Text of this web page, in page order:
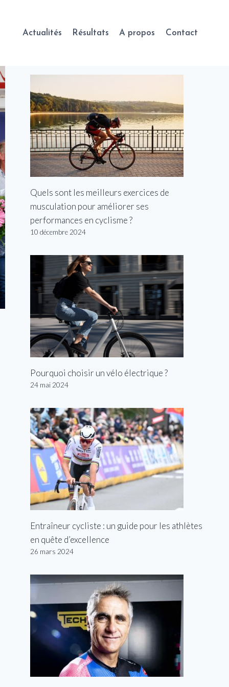
Actualités Résultats A propos Contact
Quels sont les meilleurs exercices de
musculation pour améliorer ses
performances en cyclisme ?
10 décembre 2024
Pourquoi choisir un vélo électrique ?
24 mai 2024
Entraîneur cycliste : un guide pour les athlètes
en quête d’excellence
26 mars 2024